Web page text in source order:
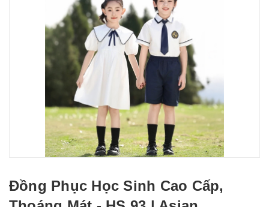
Đồng Phục Học Sinh Cao Cấp,